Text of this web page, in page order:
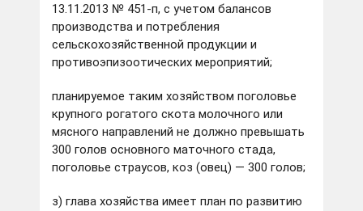
13.11.2013 № 451-п, с учетом балансов
производства и потребления
сельскохозяйственной продукции и
противоэпизоотических мероприятий;
планируемое таким хозяйством поголовье
крупного рогатого скота молочного или
мясного направлений не должно превышать
300 голов основного маточного стада,
поголовье страусов, коз (овец) — 300 голов;
з) глава хозяйства имеет план по развитию